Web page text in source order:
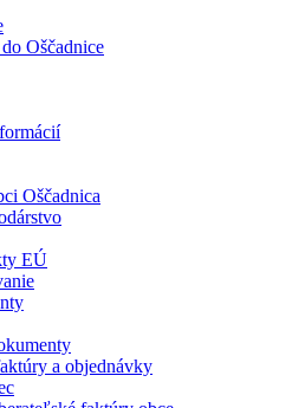
Oščadnice
Oščadnica
EÚ
a objednávky